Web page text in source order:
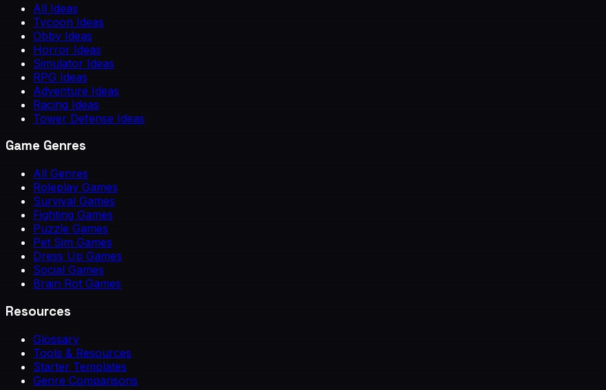
All Ideas
Tycoon Ideas
Obby Ideas
Horror Ideas
Simulator Ideas
RPG Ideas
Adventure Ideas
Racing Ideas
Tower Defense Ideas
Game Genres
All Genres
Roleplay Games
Survival Games
Fighting Games
Puzzle Games
Pet Sim Games
Dress Up Games
Social Games
Brain Rot Games
Resources
Glossary
Tools & Resources
Starter Templates
Genre Comparisons